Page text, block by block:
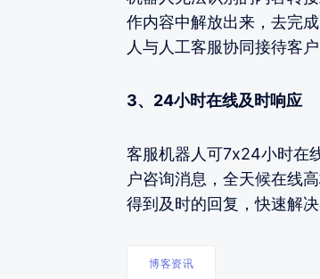
作内容中解放出来，去完
人与人工客服协同接待客
3、24小时在线及时响应
客服机器人可7x24小时在
户咨询消息，全天候在线
得到及时的回复，快速解
博客资讯